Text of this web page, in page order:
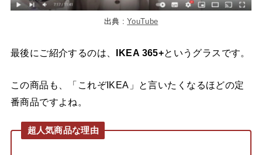
出典 :YouTube
最後にご紹介するのは、 IKEA 365+というグラスです。
この商品も、「これぞIKEA」と言いたくなるほどの定
番商品ですよね。
超人気商品な理由